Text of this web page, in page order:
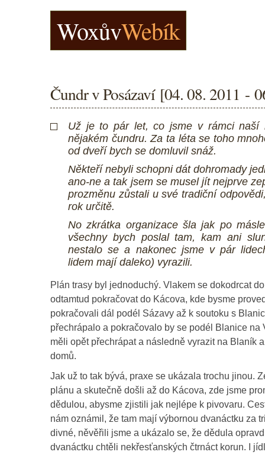
WoxůvWebík
Čundr v Posázaví [04. 08. 2011 -
Už je to pár let, co jsme v rámci naší
nějakém čundru. Za ta léta se toho
od dveří bych se domluvil snáž.
Někteří nebyli schopni dát dohromady
ano-ne a tak jsem se musel jít nejprve
prozměnu zůstali u své tradiční
rok určitě.
No zkrátka organizace šla jak po
všechny bych poslal tam, kam ani
nestalo se a nakonec jsme v pár
lidem mají daleko) vyrazili.
Plán trasy byl jednoduchý. Vlakem se dokodrcat
odtamtud pokračovat do Kácova, kde bysme
pokračovali dál podél Sázavy až k soutoku s
přechrápalo a pokračovalo by se podél Blanice na
měli opět přechrápat a následně vyrazit na Blaník
domů.
Jak už to tak bývá, praxe se ukázala trochu jinou.
plánu a skutečně došli až do Kácova, zde jsme
dědulou, abysme zjistili jak nejlépe k pivovaru.
nám oznámil, že tam mají výbornou dvanáctku za
divné, něvěřili jsme a ukázalo se, že dědula
dvanáctku chtěli nekřesťanských čtrnáct korun. I